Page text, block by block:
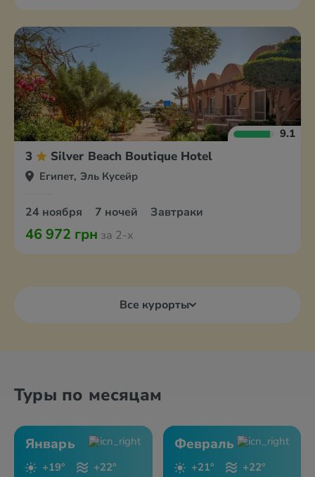
9.1
3 Silver Beach Boutique Hotel
Египет, Эль Кусейр
24 ноября 7 ночей Завтраки
46 972 грн за 2-х
Все курорты
Туры по месяцам
Январь
+19° +22°
Февраль
+21° +22°